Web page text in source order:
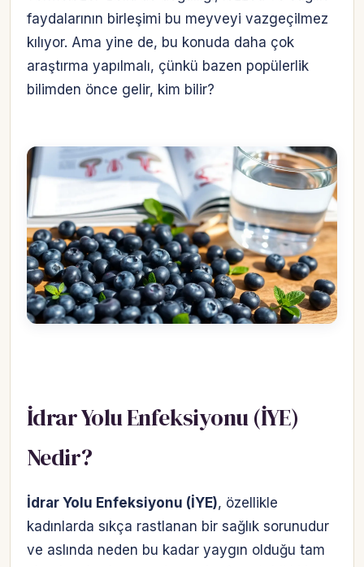
faydalarının birleşimi bu meyveyi vazgeçilmez
kılıyor. Ama yine de, bu konuda daha çok
araştırma yapılmalı, çünkü bazen popülerlik
bilimden önce gelir, kim bilir?
İdrar Yolu Enfeksiyonu (İYE)
Nedir?
İdrar Yolu Enfeksiyonu (İYE), özellikle
kadınlarda sıkça rastlanan bir sağlık sorunudur
ve aslında neden bu kadar yaygın olduğu tam